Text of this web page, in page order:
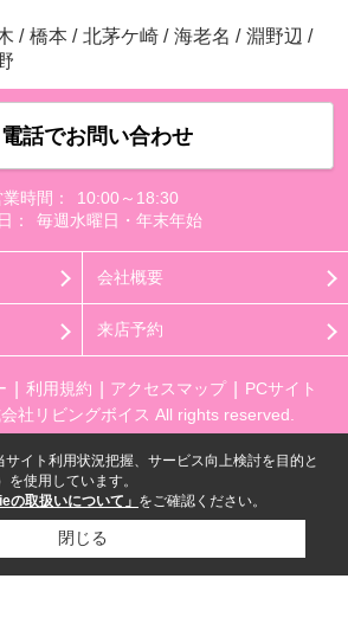
/ 橋本 / 北茅ケ崎 / 海老名 / 淵野辺 /
電話でお問い合わせ
時間：
10:00～18:30
：
毎週水曜日・年末年始
会社概要
来店予約
利用規約 アクセスマップ
PCサイト
社リビングボイス All rights reserved.
イト利用状況把握、サービス向上検討を目的と
使用しています。
の取扱いについて」 をご確認ください。
閉じる